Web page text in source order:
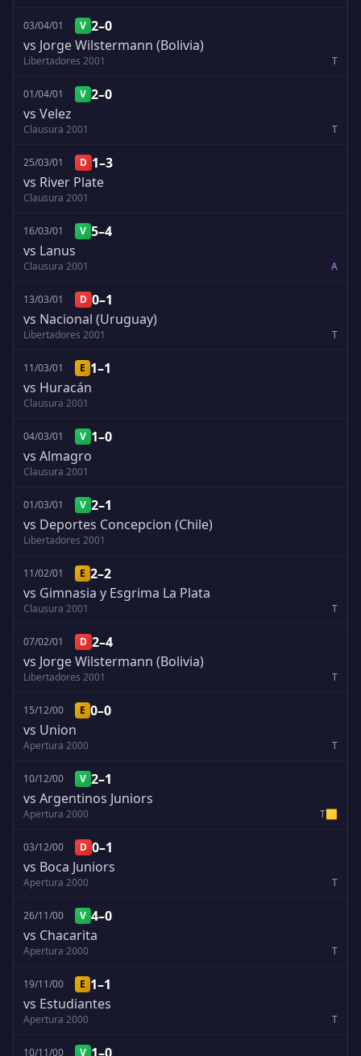
03/04/01 V 2–0
vs Jorge Wilstermann (Bolivia)
Libertadores 2001 T
01/04/01 V 2–0
vs Velez
Clausura 2001 T
25/03/01 D 1–3
vs River Plate
Clausura 2001
16/03/01 V 5–4
vs Lanus
Clausura 2001 A
13/03/01 D 0–1
vs Nacional (Uruguay)
Libertadores 2001 T
11/03/01 E 1–1
vs Huracán
Clausura 2001
04/03/01 V 1–0
vs Almagro
Clausura 2001
01/03/01 V 2–1
vs Deportes Concepcion (Chile)
Libertadores 2001
11/02/01 E 2–2
vs Gimnasia y Esgrima La Plata
Clausura 2001 T
07/02/01 D 2–4
vs Jorge Wilstermann (Bolivia)
Libertadores 2001 T
15/12/00 E 0–0
vs Union
Apertura 2000 T
10/12/00 V 2–1
vs Argentinos Juniors
Apertura 2000 T🟨
03/12/00 D 0–1
vs Boca Juniors
Apertura 2000 T
26/11/00 V 4–0
vs Chacarita
Apertura 2000 T
19/11/00 E 1–1
vs Estudiantes
Apertura 2000 T
10/11/00 V